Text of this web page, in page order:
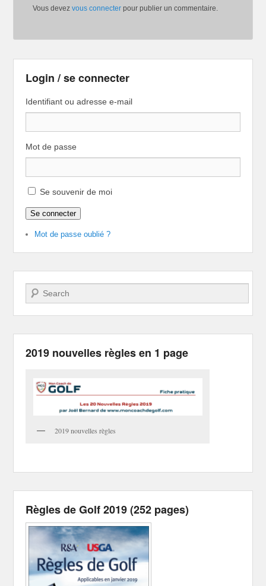
Vous devezvous connecter pour publier un commentaire.
Login / se connecter
Identifiant ou adresse e-mail
Mot de passe
Se souvenir de moi
Se connecter
Mot de passe oublié ?
Recherche
2019 nouvelles règles en 1 page
2019 nouvelles règles
Règles de Golf 2019 (252 pages)